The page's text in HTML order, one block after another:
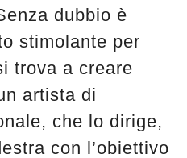
dubbio è
stimolante per
trova a creare
artista di
che lo dirige,
con l’obiettivo